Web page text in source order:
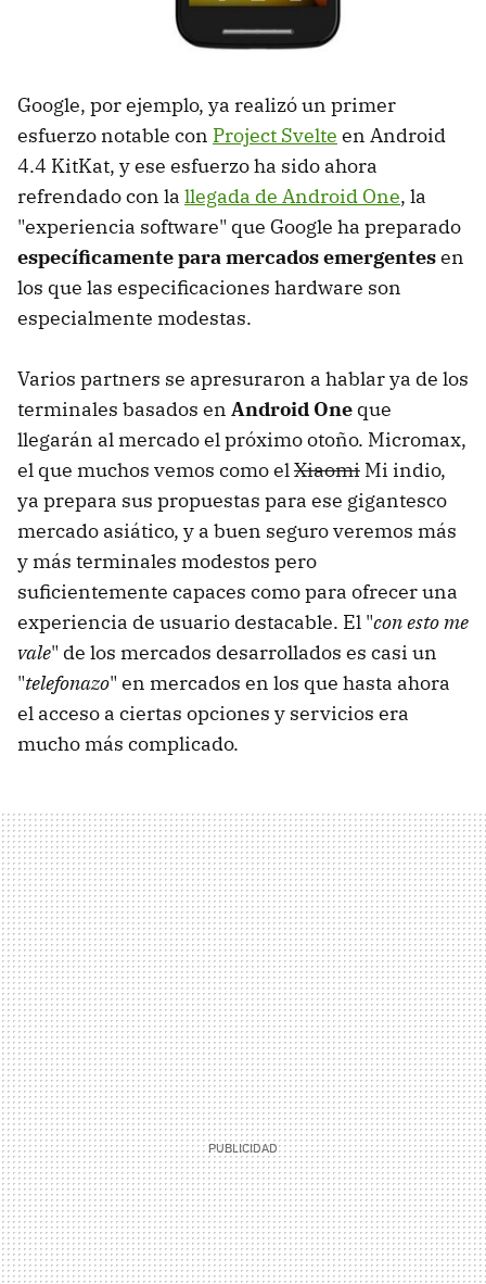
Google, por ejemplo, ya realizó un primer
esfuerzo notable con Project Svelte en Android
4.4 KitKat, y ese esfuerzo ha sido ahora
refrendado con la llegada de Android One, la
"experiencia software" que Google ha preparado
específicamente para mercados emergentesen
los que las especificaciones hardware son
especialmente modestas.
Varios partners se apresuraron a hablar ya de los
terminales basados en Android One que
llegarán al mercado el próximo otoño. Micromax,
el que muchos vemos como elXiaomi Mi indio,
ya prepara sus propuestas para ese gigantesco
mercado asiático, y a buen seguro veremos más
y más terminales modestos pero
suficientemente capaces como para ofrecer una
experiencia de usuario destacable. El "con esto me
vale" de los mercados desarrollados es casi un
"telefonazo" en mercados en los que hasta ahora
el acceso a ciertas opciones y servicios era
mucho más complicado.